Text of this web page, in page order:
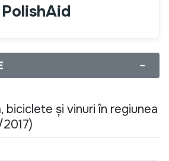
PolishAid
−
biciclete și vinuri în regiunea